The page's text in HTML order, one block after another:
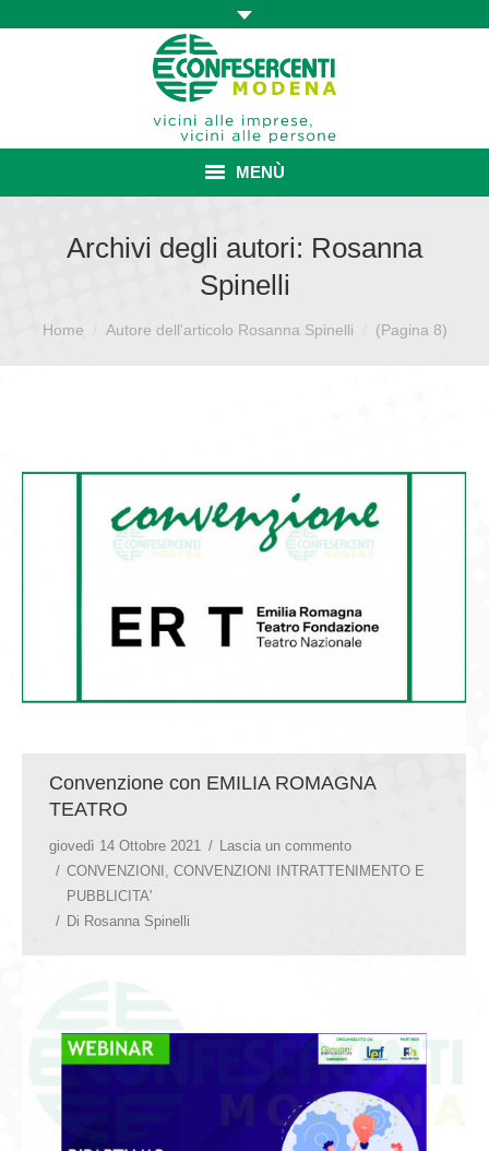
MENÙ
ASSOCIAZIONE
ISCRIZIONE E VANTAGGI
SERVIZI
GIOVEDÌ GASTRONOMICI
CONTATTI
Archivi degli autori: Rosanna
Spinelli
Sei qui:
Home Autore dell'articolo Rosanna Spinelli (Pagina 8)
Convenzione con EMILIA ROMAGNA
TEATRO
giovedì 14 Ottobre 2021
Lascia un commento
CONVENZIONI , CONVENZIONI INTRATTENIMENTO E
PUBBLICITA'
Di Rosanna Spinelli